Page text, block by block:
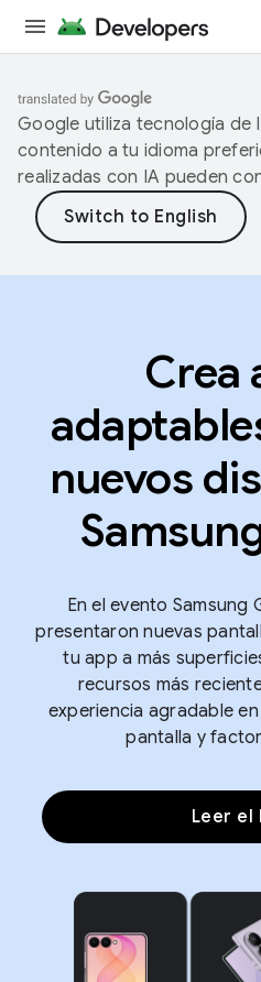
Google utiliza tecnología de
contenido a tu idioma
realizadas con IA pueden
Crea
nuevos
En el evento Samsung
presentaron nuevas
tu app a más
recursos más
experiencia agradable
pantalla y
Leer el